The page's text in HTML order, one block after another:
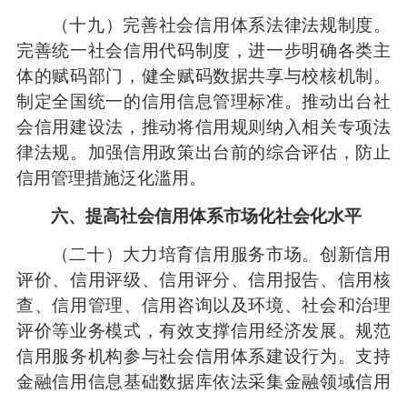
（十九）完善社会信用体系法律法规制度。
完善统一社会信用代码制度，进一步明确各类主
体的赋码部门，健全赋码数据共享与校核机制。
制定全国统一的信用信息管理标准。推动出台社
会信用建设法，推动将信用规则纳入相关专项法
律法规。加强信用政策出台前的综合评估，防止
信用管理措施泛化滥用。
六、提高社会信用体系市场化社会化水平
（二十）大力培育信用服务市场。创新信用
评价、信用评级、信用评分、信用报告、信用核
查、信用管理、信用咨询以及环境、社会和治理
评价等业务模式，有效支撑信用经济发展。规范
信用服务机构参与社会信用体系建设行为。支持
金融信用信息基础数据库依法采集金融领域信用